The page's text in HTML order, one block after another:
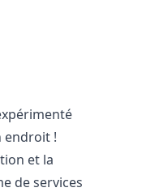
endroit !
et la
de services